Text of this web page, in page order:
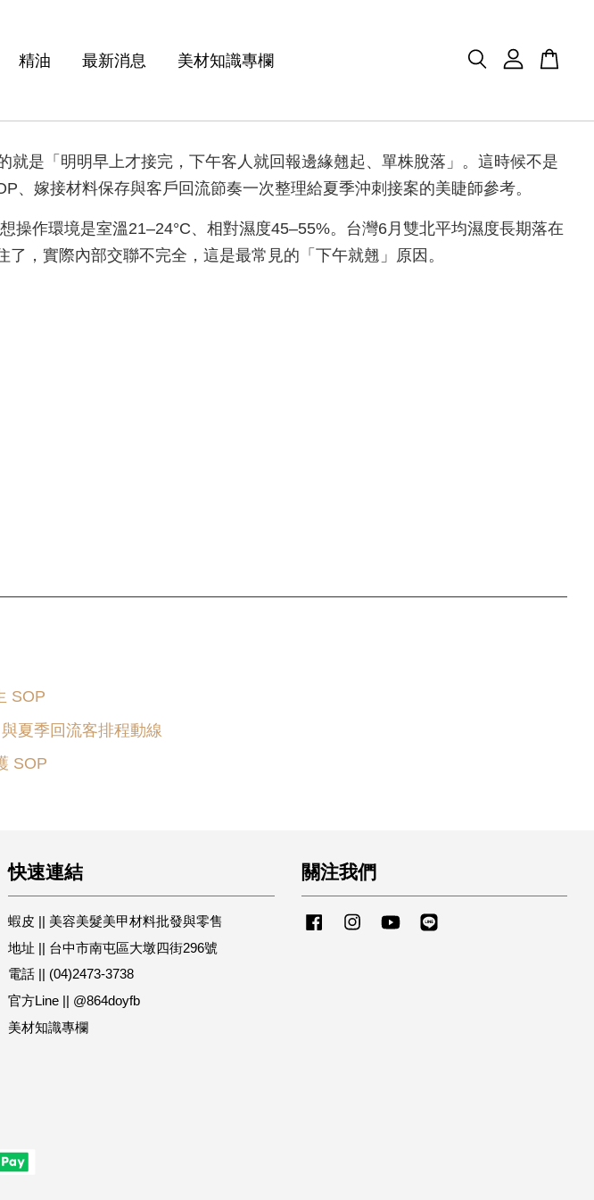
精油 最新消息 美材知識專欄
是「明明早上才接完，下午客人就回報邊緣翹起、單株脫落」。這時候不是
嫁接材料保存與客戶回流節奏一次整理給夏季沖刺接案的美睫師參考。
作環境是室溫21–24°C、相對濕度45–55%。台灣6月雙北平均濕度長期落在
，實際內部交聯不完全，這是最常見的「下午就翹」原因。
SOP
夏季回流客排程動線
SOP
快速連結
蝦皮 || 美容美髮美甲材料批發與零售
地址 || 台中市南屯區大墩四街296號
電話 || (04)2473-3738
官方Line || @864doyfb
美材知識專欄
關注我們
FacebookInstagramYouTube